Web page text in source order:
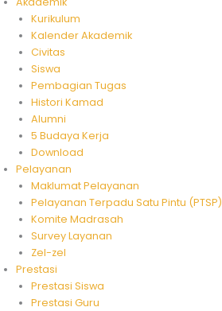
Kurikulum
Kalender Akademik
Civitas
Siswa
Pembagian Tugas
Histori Kamad
Alumni
5 Budaya Kerja
Download
Pelayanan
Maklumat Pelayanan
Pelayanan Terpadu Satu Pintu (PTSP)
Komite Madrasah
Survey Layanan
Zel-zel
Prestasi
Prestasi Siswa
Prestasi Guru